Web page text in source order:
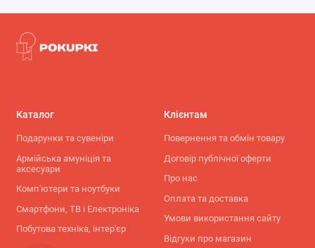
Каталог
Подарунки та сувеніри
Армійська амуніція та
аксесуари
Комп'ютери та ноутбуки
Смартфони, ТВ і Електроніка
Побутова техніка, інтер'єр
Клієнтам
Повернення та обмін товару
Договір публічної оферти
Про нас
Оплата та доставка
Умови використання сайту
Відгуки про магазин